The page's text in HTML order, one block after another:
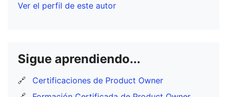
Ver el perfil de este autor
Sigue aprendiendo...
🔗
Certificaciones de Product Owner